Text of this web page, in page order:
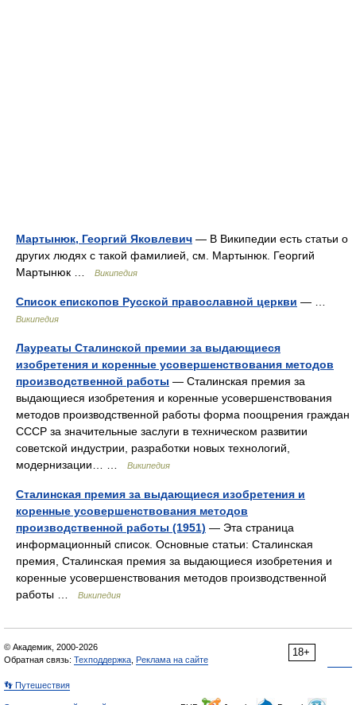
Мартынюк, Георгий Яковлевич — В Википедии есть статьи о
других людях с такой фамилией, см. Мартынюк. Георгий
Мартынюк …
Википедия
Список епископов Русской православной церкви — …
Википедия
Лауреаты Сталинской премии за выдающиеся
изобретения и коренные усовершенствования методов
производственной работы — Сталинская премия за
выдающиеся изобретения и коренные усовершенствования
методов производственной работы форма поощрения граждан
СССР за значительные заслуги в техническом развитии
советской индустрии, разработки новых технологий,
модернизации… …
Википедия
Сталинская премия за выдающиеся изобретения и
коренные усовершенствования методов
производственной работы (1951) — Эта страница
информационный список. Основные статьи: Сталинская
премия, Сталинская премия за выдающиеся изобретения и
коренные усовершенствования методов производственной
работы …
Википедия
18+
© Академик, 2000-2026
Обратная связь: Техподдержка Реклама на сайте
👣 Путешествия